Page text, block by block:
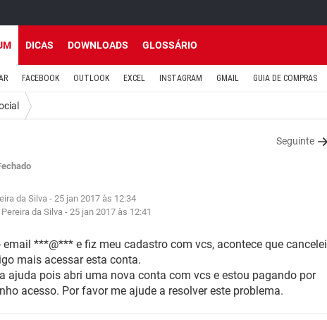
DICAS DOWNLOADS GLOSSÁRIO
FACEBOOK OUTLOOK EXCEL INSTAGRAM GMAIL GUIA DE COMPRAS
Seguinte
da Silva - 25 jan 2017 às 12:34
da Silva -25 jan 2017 às 12:41
***@*** e fiz meu cadastro com vcs, acontece que cancelei
mais acessar esta conta.
ajuda pois abri uma nova conta com vcs e estou pagando por
acesso. Por favor me ajude a resolver este problema.